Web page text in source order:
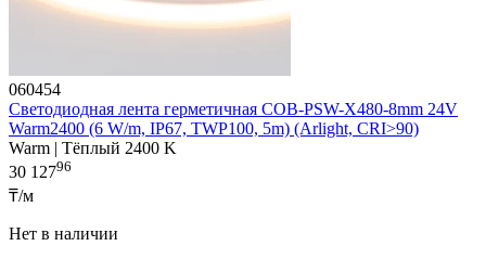
060454
Светодиодная лента герметичная COB-PSW-X480-8mm 24V
Warm2400 (6 W/m, IP67, TWP100, 5m) (Arlight, CRI>90)
Warm | Тёплый 2400 K
30 12796
₸/м
Нет в наличии